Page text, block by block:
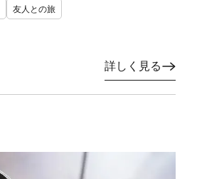
友人との旅
詳しく見る